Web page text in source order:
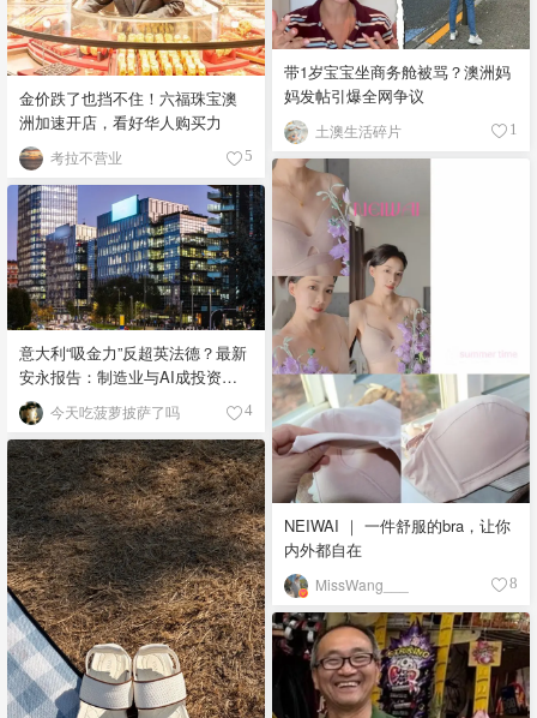
金价跌了也挡不住！六福珠宝澳
洲加速开店，看好华人购买力
考拉不营业 5
带1岁宝宝坐商务舱被骂？澳洲妈
妈发帖引爆全网争议
土澳生活碎片 1
NEIWAI ｜ 一件舒服的bra，让你
内外都自在
MissWang___ 8
意大利“吸金力”反超英法德？最新
安永报告：制造业与AI成投资新
宠！ 今天吃菠萝披萨了吗 4